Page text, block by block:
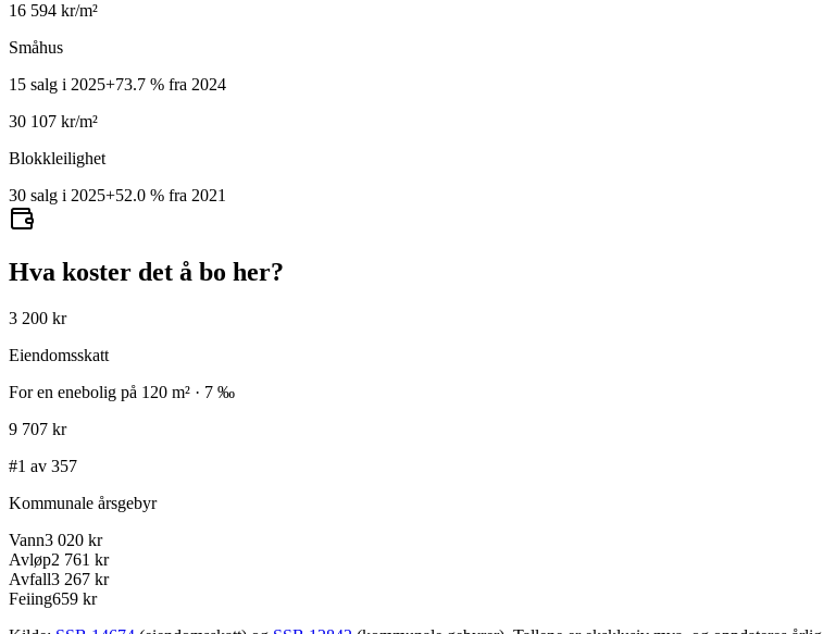
16 594 kr/m²
Småhus
15 salg i 2025+73.7 % fra 2024
30 107 kr/m²
Blokkleilighet
30 salg i 2025+52.0 % fra 2021
Hva koster det å bo her?
3 200 kr
Eiendomsskatt
For en enebolig på 120 m² · 7 ‰
9 707 kr
#1 av 357
Kommunale årsgebyr
Vann3 020 kr
Avløp2 761 kr
Avfall3 267 kr
Feiing659 kr